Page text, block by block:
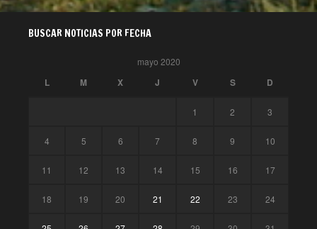
BUSCAR NOTICIAS POR FECHA
mayo 2020
L M X J V S D
1 2 3
4 5 6 7 8 9 10
11 12 13 14 15 16 17
18 19 20 21 22 23 24